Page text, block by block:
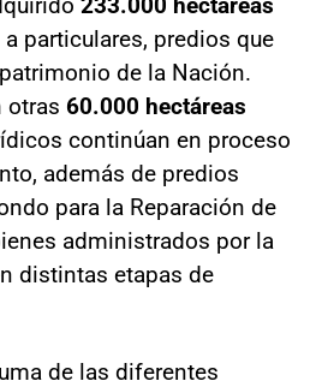
particulares, predios que
de la Nación.
otras 60.000 hectáreas
continúan en proceso
además de predios
para la Reparación de
administrados por la
distintas etapas de
de las diferentes